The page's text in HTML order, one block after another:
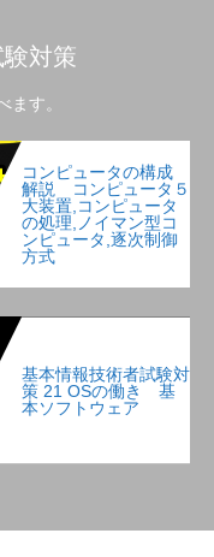
対策
ます。
コンピュータの構成
解説 コンピュータ５
大装置,コンピュータ
の処理,ノイマン型コ
ンピュータ,逐次制御
方式
基本情報技術者試験対
策 21 OSの働き 基
本ソフトウェア